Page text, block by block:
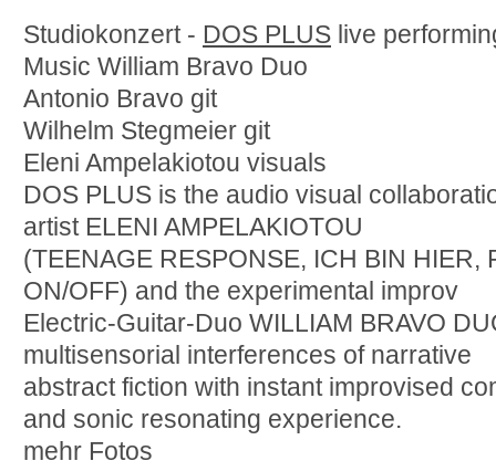
Studiokonzert - DOS PLUS live
Music William Bravo Duo
Antonio Bravo git
Wilhelm Stegmeier git
Eleni Ampelakiotou visuals
DOS PLUS is the audio visual
artist ELENI AMPELAKIOTOU
(TEENAGE RESPONSE, ICH BIN HIER,
ON/OFF) and the experimental improv
Electric-Guitar-Duo WILLIAM BRAVO
multisensorial interferences of narrative
abstract fiction with instant improvised
and sonic resonating experience.
mehr Fotos